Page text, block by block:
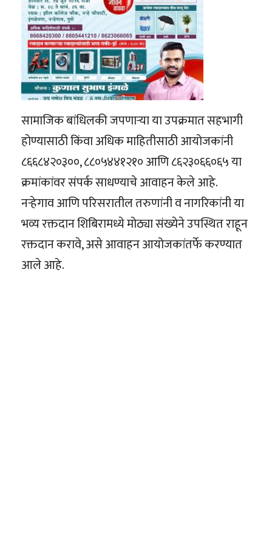
सामाजिक बांधिलकी जपणाऱ्या या उपक्रमात सहभागी
होण्यासाठी किंवा अधिक माहितीसाठी आयोजकांनी
८६६८४२०३००, ८८०५४४१२१० आणि ८६२३०६६०६५ या
क्रमांकांवर संपर्क साधण्याचे आवाहन केले आहे.
नऱ्हेगाव आणि परिसरातील तरुणांनी व नागरिकांनी या
भव्य रक्तदान शिबिरामध्ये मोठ्या संख्येने उपस्थित राहून
रक्तदान करावे, असे आवाहन आयोजकांतर्फे करण्यात
आले आहे.